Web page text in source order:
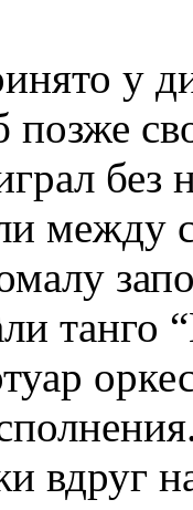
у
позже
между
танго
вдруг